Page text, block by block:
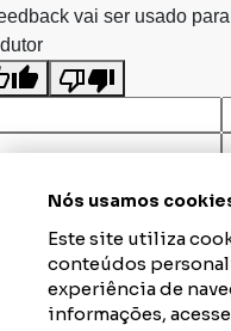
Nós usamos
Este site utiliza
conteúdos
experiência de
informações,
vai ser usado